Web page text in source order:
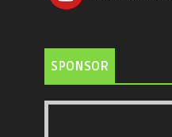
SPONSOR